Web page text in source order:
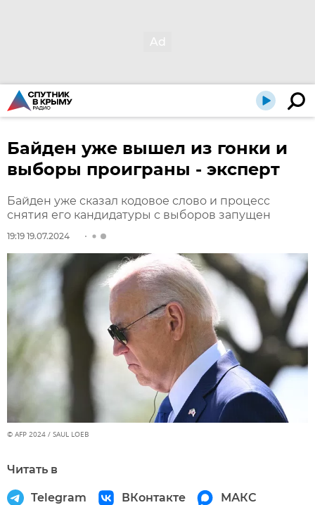
Байден уже вышел из гонки и
выборы проиграны - эксперт
Байден уже сказал кодовое слово и процесс
снятия его кандидатуры с выборов запущен
19:19 19.07.2024
© AFP 2024 / SAUL LOEB
Читать в
Telegram ВКонтакте МАКС